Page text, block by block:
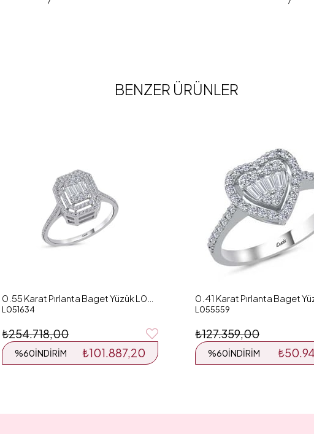
BENZER ÜRÜNLER
L051634
₺101.887,20
%60İNDIRIM
₺254.718,00
L055559
%60İNDIRIM
₺127.359,00